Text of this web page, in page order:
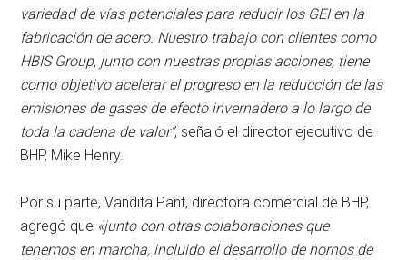
variedad de vías potenciales para reducir los GEI en la
fabricación de acero. Nuestro trabajo con clientes como
HBIS Group, junto con nuestras propias acciones, tiene
como objetivo acelerar el progreso en la reducción de las
emisiones de gases de efecto invernadero a lo largo de
toda la cadena de valor”, señaló el director ejecutivo de
BHP, Mike Henry.
Por su parte, Vandita Pant, directora comercial de BHP,
agregó que «junto con otras colaboraciones que
tenemos en marcha, incluido el desarrollo de hornos de